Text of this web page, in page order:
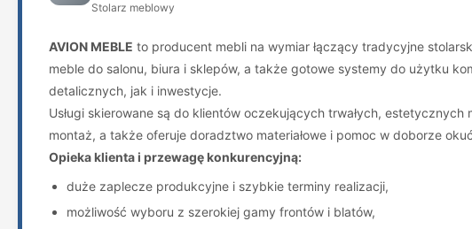
Stolarz meblowy
AVION MEBLE to producent mebli na wymiar łączący tradycyjne
meble do salonu, biura i sklepów, a także gotowe systemy do użytku
detalicznych, jak i inwestycje.
Usługi skierowane są do klientów oczekujących trwałych,
montaż, a także oferuje doradztwo materiałowe i pomoc w doborze
Opieka klienta i przewagę konkurencyjną:
duże zaplecze produkcyjne i szybkie terminy realizacji,
możliwość wyboru z szerokiej gamy frontów i blatów,